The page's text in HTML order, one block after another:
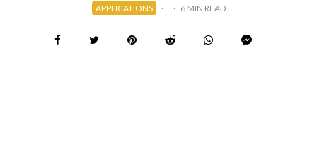
APPLICATIONS · · 6 MIN READ